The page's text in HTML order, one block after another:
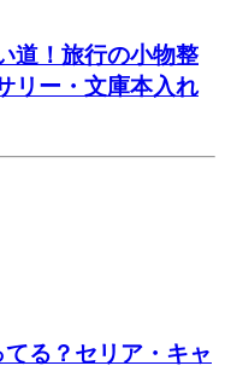
道！旅行の小物整
リー・文庫本入れ
てる？セリア・キャ